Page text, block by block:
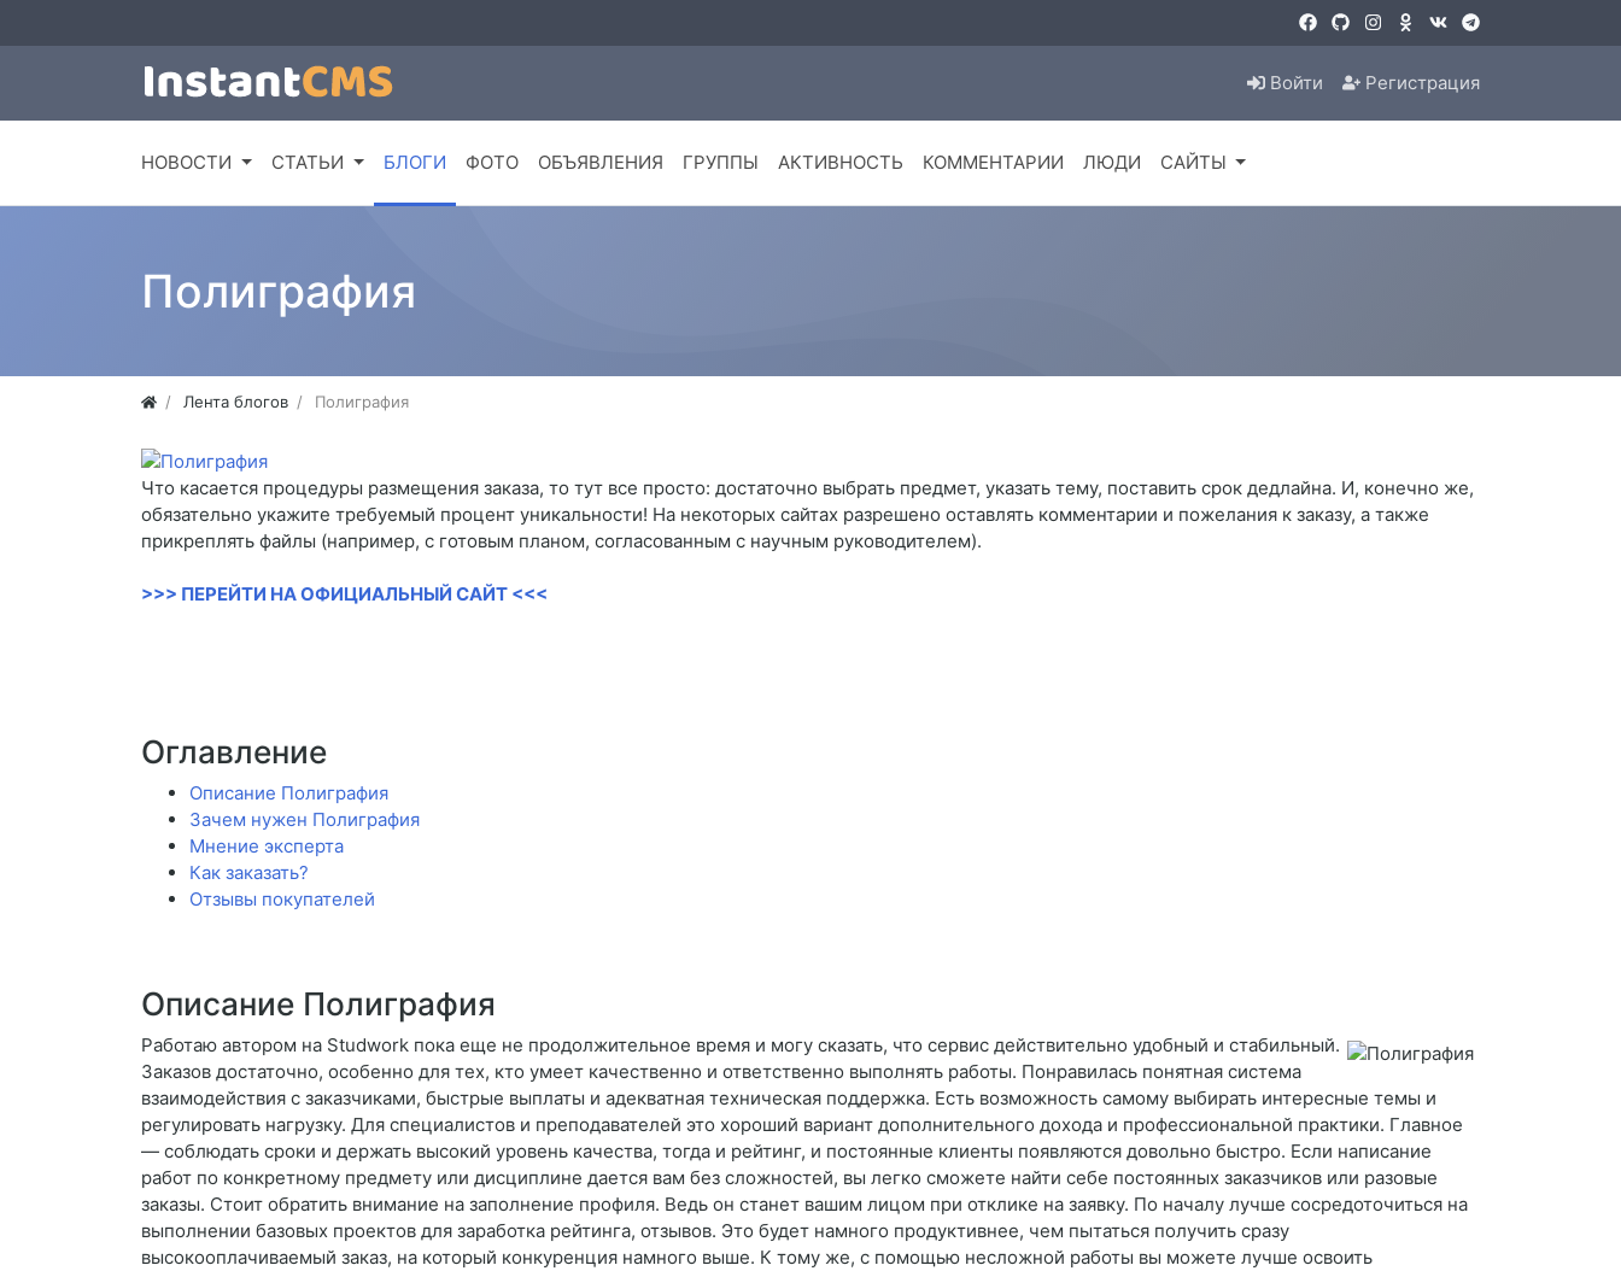
Войти Регистрация
НОВОСТИ СТАТЬИ БЛОГИ ФОТО ОБЪЯВЛЕНИЯ ГРУППЫ АКТИВНОСТЬ КОММЕНТАРИИ ЛЮДИ САЙТЫ
Полиграфия
Лента блогов Полиграфия
Что касается процедуры размещения заказа, то тут все просто: достаточно выбрать предмет, указать тему, поставить срок дедлайна. И, конечно же,
обязательно укажите требуемый процент уникальности! На некоторых сайтах разрешено оставлять комментарии и пожелания к заказу, а также
прикреплять файлы (например, с готовым планом, согласованным с научным руководителем).
>>> ПЕРЕЙТИ НА ОФИЦИАЛЬНЫЙ САЙТ <<<
Оглавление
Описание Полиграфия
Зачем нужен Полиграфия
Мнение эксперта
Как заказать?
Отзывы покупателей
Описание Полиграфия
Работаю автором на Studwork пока еще не продолжительное время и могу сказать, что сервис действительно удобный и стабильный.
Заказов достаточно, особенно для тех, кто умеет качественно и ответственно выполнять работы. Понравилась понятная система
взаимодействия с заказчиками, быстрые выплаты и адекватная техническая поддержка. Есть возможность самому выбирать интересные темы и
регулировать нагрузку. Для специалистов и преподавателей это хороший вариант дополнительного дохода и профессиональной практики. Главное
— соблюдать сроки и держать высокий уровень качества, тогда и рейтинг, и постоянные клиенты появляются довольно быстро. Если написание
работ по конкретному предмету или дисциплине дается вам без сложностей, вы легко сможете найти себе постоянных заказчиков или разовые
заказы. Стоит обратить внимание на заполнение профиля. Ведь он станет вашим лицом при отклике на заявку. По началу лучше сосредоточиться на
выполнении базовых проектов для заработка рейтинга, отзывов. Это будет намного продуктивнее, чем пытаться получить сразу
высокооплачиваемый заказ, на который конкуренция намного выше. К тому же, с помощью несложной работы вы можете лучше освоить